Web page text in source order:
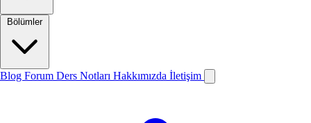
Bölümler
Blog Forum Ders Notları Hakkımızda İletişim